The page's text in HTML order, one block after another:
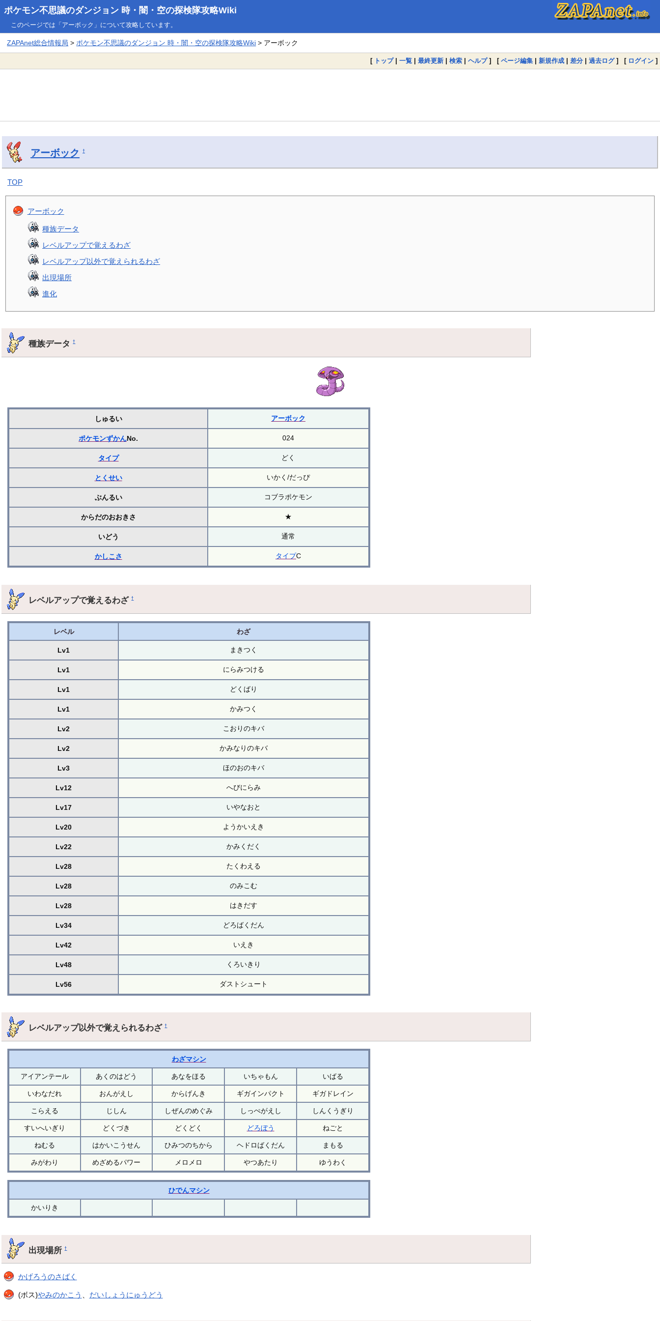
ポケモン不思議のダンジョン 時・闇・空の探検隊攻略Wiki
このページでは「アーボック」について攻略しています。
ZAPAnet総合情報局 >ポケモン不思議のダンジョン 時・闇・空の探検隊攻略Wiki > アーボック
[ トップ| 一覧 | 最終更新 | 検索 | ヘルプ] [ ページ編集 | 新規作成 | 差分 | 過去ログ] [ ログイン ]
アーボック †
TOP
アーボック
種族データ
レベルアップで覚えるわざ
レベルアップ以外で覚えられるわざ
出現場所
進化
種族データ†
しゅるい アーボック
ポケモンずかんNo. 024
タイプ どく
とくせい いかく/だっぴ
ぶんるい コブラポケモン
からだのおおきさ ★
いどう 通常
かしこさ タイプC
レベルアップで覚えるわざ†
レベル わざ
Lv1 まきつく
Lv1 にらみつける
Lv1 どくばり
Lv1 かみつく
Lv2 こおりのキバ
Lv2 かみなりのキバ
Lv3 ほのおのキバ
Lv12 へびにらみ
Lv17 いやなおと
Lv20 ようかいえき
Lv22 かみくだく
Lv28 たくわえる
Lv28 のみこむ
Lv28 はきだす
Lv34 どろばくだん
Lv42 いえき
Lv48 くろいきり
Lv56 ダストシュート
レベルアップ以外で覚えられるわざ†
わざマシン
アイアンテール あくのはどう あなをほる いちゃもん いばる
いわなだれ おんがえし からげんき ギガインパクト ギガドレイン
こらえる じしん しぜんのめぐみ しっぺがえし しんくうぎり
すいへいぎり どくづき どくどく どろぼう ねごと
ねむる はかいこうせん ひみつのちから ヘドロばくだん まもる
みがわり めざめるパワー メロメロ やつあたり ゆうわく
ひでんマシン
かいりき
出現場所†
かげろうのさばく
(ボス)やみのかこう だいしょうにゅうどう